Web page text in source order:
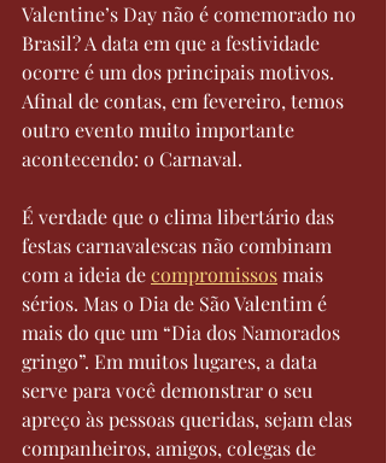
Valentine’s Day não é comemorado no
Brasil? A data em que a festividade
ocorre é um dos principais motivos.
Afinal de contas, em fevereiro, temos
outro evento muito importante
acontecendo: o Carnaval.
É verdade que o clima libertário das
festas carnavalescas não combinam
com a ideia de compromissos mais
sérios. Mas o Dia de São Valentim é
mais do que um “Dia dos Namorados
gringo”. Em muitos lugares, a data
serve para você demonstrar o seu
apreço às pessoas queridas, sejam elas
companheiros, amigos, colegas de